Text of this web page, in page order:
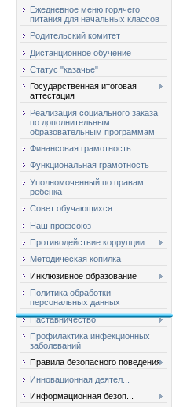
Ежедневное меню горячего
питания для начальных классов
Родительский комитет
Дистанционное обучение
Статус "казачье"
Государственная итоговая
аттестация
Реализация социального заказа
по дополнительным
образовательным программам
Финансовая грамотность
Функциональная грамотность
Уполномоченный по правам
ребенка
Совет обучающихся
Наш профсоюз
Противодействие коррупции
Методическая копилка
Инклюзивное образование
Политика обработки
персональных данных
Наставничество
Профилактика инфекционных
заболеваний
Правила безопасного поведения
Инновационная деятел...
Информационная безоп...